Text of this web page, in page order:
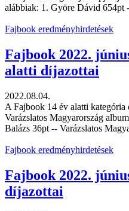
alábbiak: 1. Györe Dávid 654pt
Fajbook eredményhirdetések
Fajbook 2022.
alatti díjazottai
2022.08.04.
A Fajbook 14 év alatti
Varázslatos Magyarország
Balázs 36pt -- Varázslatos
Fajbook eredményhirdetések
Fajbook 2022.
díjazottai